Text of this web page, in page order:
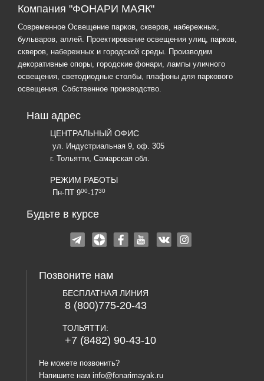
Компания "ФОНАРИ МАЯК"
Современное Освещение парков, скверов, набережных,
бульваров, аллей. Проектирование освещения улиц, парков,
скверов, набережных и городской среды. Производим
декоративные опоры, городские фонари, лампы уличного
освещения, светодиодные столбы, плафоны для паркового
освещения. Собственное производство.
Наш адрес
ЦЕНТРАЛЬНЫЙ ОФИС
ул. Индустриальная 9, оф. 305
г. Тольятти, Самарская обл.
РЕЖИМ РАБОТЫ
Пн-ПТ 900-1730
Будьте в курсе
Позвоните нам
БЕСПЛАТНАЯ ЛИНИЯ
8 (800)775-20-43
ТОЛЬЯТТИ:
+7 (8482) 90-43-10
Не можете позвонить?
Напишите нам info@fonarimayak.ru